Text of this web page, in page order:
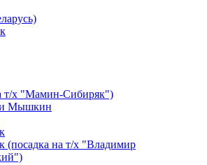
т/х "Мамин-Сибиряк")
Мышкин
(посадка на т/х "Владимир